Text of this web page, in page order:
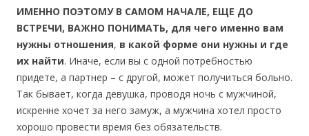
ИМЕННО ПОЭТОМУ В САМОМ НАЧАЛЕ, ЕЩЕ ДО
ВСТРЕЧИ, ВАЖНО ПОНИМАТЬ, для чего именно вам
нужны отношения, в какой форме они нужны и где
их найти. Иначе, если вы с одной потребностью
придете, а партнер – с другой, может получиться больно.
Так бывает, когда девушка, проводя ночь с мужчиной,
искренне хочет за него замуж, а мужчина хотел просто
хорошо провести время без обязательств.